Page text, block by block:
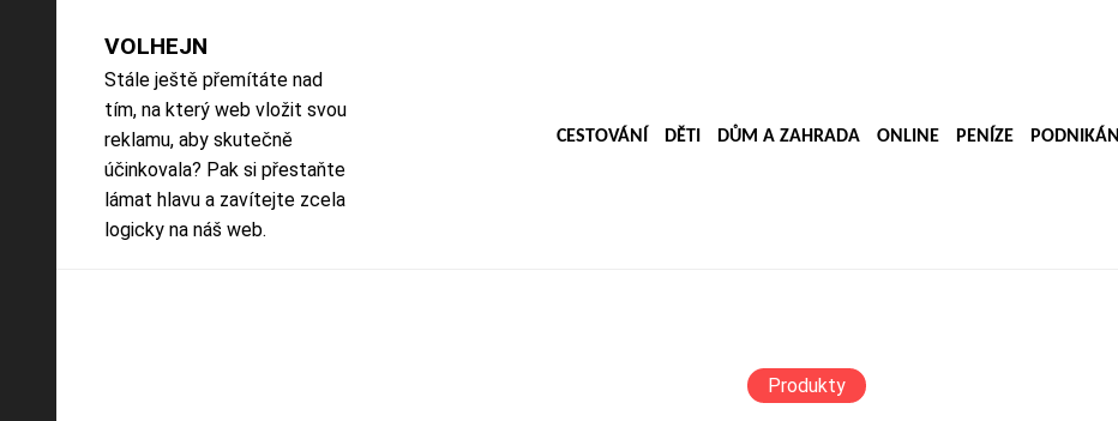
VOLHEJN
Stále ještě přemítáte nad
tím, na který web vložit svou
reklamu, aby skutečně
účinkovala? Pak si přestaňte
lámat hlavu a zavítejte zcela
logicky na náš web.
CESTOVÁNÍ DĚTI DŮM A ZAHRADA ONLINE PENÍZE PODNIKÁNÍ
Produkty